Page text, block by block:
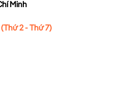
Minh
2 - Thứ 7)